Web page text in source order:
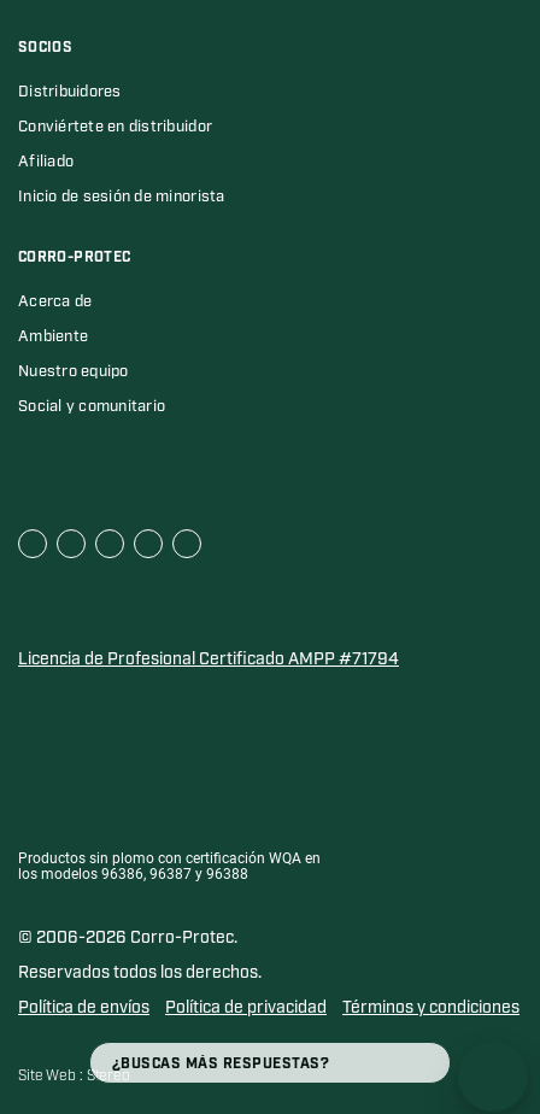
Búsqueda BÚSQUEDA
SOCIOS
Distribuidores
Conviértete en distribuidor
Afiliado
Inicio de sesión de minorista
CORRO-PROTEC
Acerca de
Ambiente
Nuestro equipo
Social y comunitario
Licencia de Profesional Certificado AMPP #71794
Productos sin plomo con certificación WQA en
los modelos 96386, 96387 y 96388
© 2006-2026 Corro-Protec.
Reservados todos los derechos.
Política de envíos
Política de privacidad Términos y condiciones
Site Web : Stereo